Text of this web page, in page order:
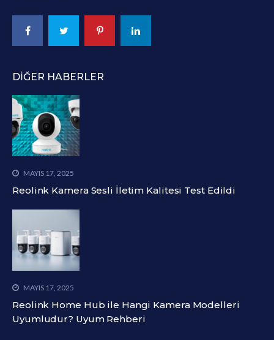
DIĞER HABERLER
MAYIS 17, 2025
Reolink Kamera Sesli İletim Kalitesi Test Edildi
MAYIS 17, 2025
Reolink Home Hub ile Hangi Kamera Modelleri
Uyumludur? Uyum Rehberi